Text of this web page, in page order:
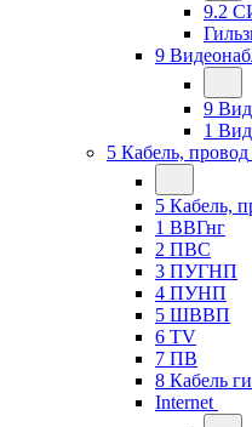
9.2
9
9
1
5 Кабель, провод
5 Кабель,
1 ВВГнг
2 ПВС
3 ПУГНП
4 ПУНП
5 ШВВП
6 TV
7 ПВ
8 Кабель
Internet